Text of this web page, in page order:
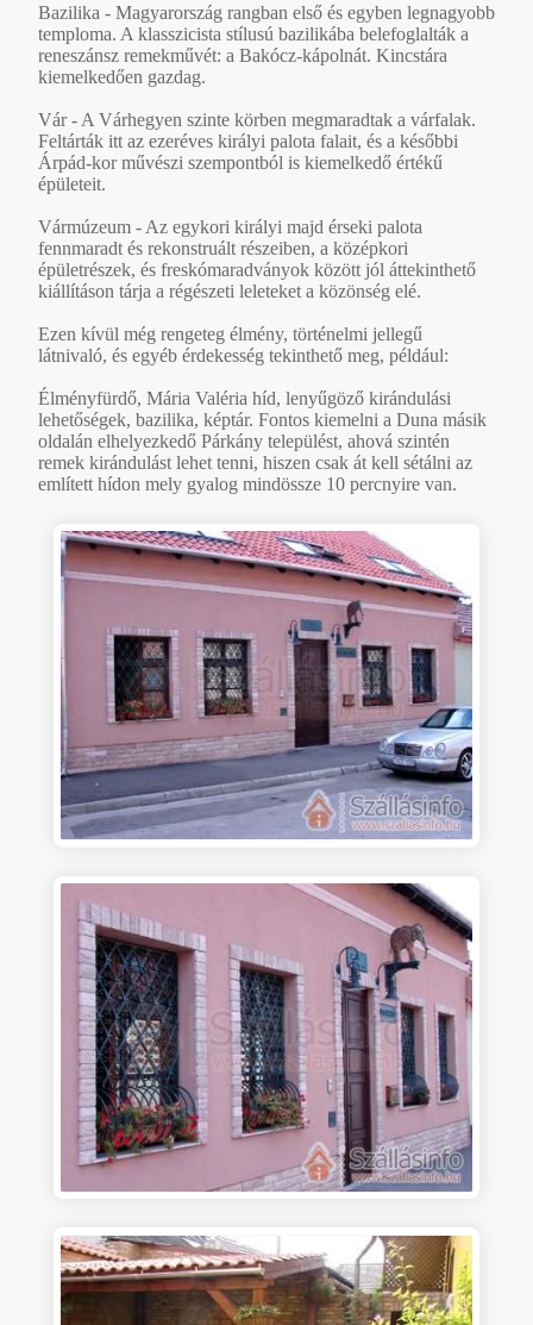
Bazilika - Magyarország rangban első és egyben legnagyobb
temploma. A klasszicista stílusú bazilikába belefoglalták a
reneszánsz remekművét: a Bakócz-kápolnát. Kincstára
kiemelkedően gazdag.
Vár - A Várhegyen szinte körben megmaradtak a várfalak.
Feltárták itt az ezeréves királyi palota falait, és a későbbi
Árpád-kor művészi szempontból is kiemelkedő értékű
épületeit.
Vármúzeum - Az egykori királyi majd érseki palota
fennmaradt és rekonstruált részeiben, a középkori
épületrészek, és freskómaradványok között jól áttekinthető
kiállításon tárja a régészeti leleteket a közönség elé.
Ezen kívül még rengeteg élmény, történelmi jellegű
látnivaló, és egyéb érdekesség tekinthető meg, például:
Élményfürdő, Mária Valéria híd, lenyűgöző kirándulási
lehetőségek, bazilika, képtár. Fontos kiemelni a Duna másik
oldalán elhelyezkedő Párkány települést, ahová szintén
remek kirándulást lehet tenni, hiszen csak át kell sétálni az
említett hídon mely gyalog mindössze 10 percnyire van.